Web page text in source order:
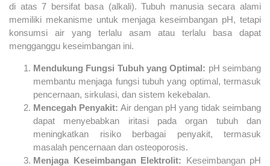
di atas 7 bersifat basa (alkali). Tubuh manusia secara alami
memiliki mekanisme untuk menjaga keseimbangan pH, tetapi
konsumsi air yang terlalu asam atau terlalu basa dapat
mengganggu keseimbangan ini.
Mendukung Fungsi Tubuh yang Optimal: pH seimbang
membantu menjaga fungsi tubuh yang optimal, termasuk
pencernaan, sirkulasi, dan sistem kekebalan.
Mencegah Penyakit: Air dengan pH yang tidak seimbang
dapat menyebabkan iritasi pada organ tubuh dan
meningkatkan risiko berbagai penyakit, termasuk
masalah pencernaan dan osteoporosis.
Menjaga Keseimbangan Elektrolit: Keseimbangan pH